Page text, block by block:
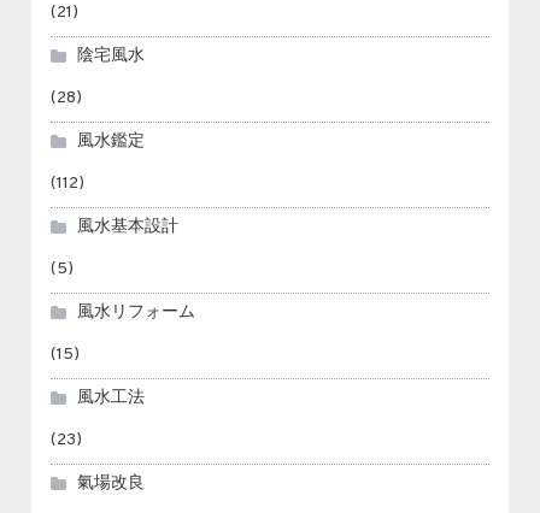
(21)
陰宅風水
(28)
風水鑑定
(112)
風水基本設計
(5)
風水リフォーム
(15)
風水工法
(23)
氣場改良